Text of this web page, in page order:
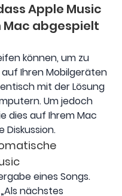
Apple Music
abgespielt
können, um zu
Ihren Mobilgeräten
mit der Lösung
Um jedoch
dies auf Ihrem Mac
Diskussion.
eines Songs.
nächstes